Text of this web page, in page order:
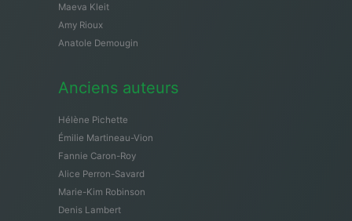
Maeva Kleit
Amy Rioux
Anatole Demougin
Anciens auteurs
Hélène Pichette
Émilie Martineau-Vion
Fannie Caron-Roy
Alice Perron-Savard
Marie-Kim Robinson
Denis Lambert